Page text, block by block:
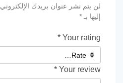
لن يتم نشر عنوان بريدك الإلكتروني.
إليها بـ *
Your rating
*
Your review
*